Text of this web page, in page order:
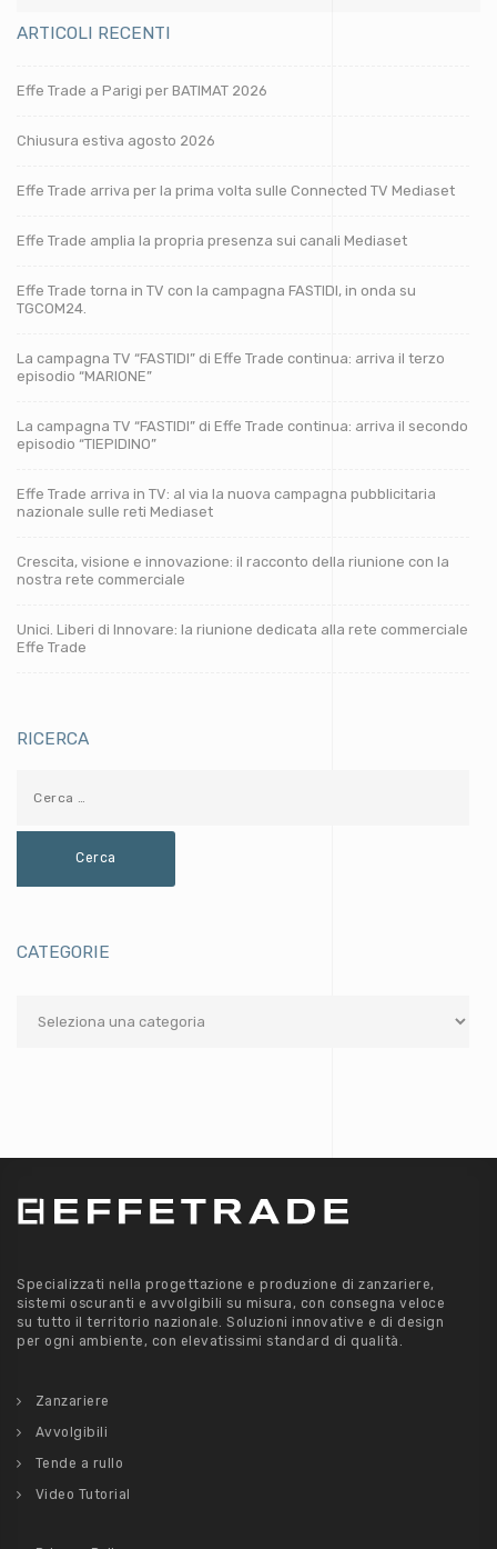
ARTICOLI RECENTI
Effe Trade a Parigi per BATIMAT 2026
Chiusura estiva agosto 2026
Effe Trade arriva per la prima volta sulle Connected TV Mediaset
Effe Trade amplia la propria presenza sui canali Mediaset
Effe Trade torna in TV con la campagna FASTIDI, in onda su
TGCOM24.
La campagna TV “FASTIDI” di Effe Trade continua: arriva il terzo
episodio “MARIONE”
La campagna TV “FASTIDI” di Effe Trade continua: arriva il secondo
episodio “TIEPIDINO”
Effe Trade arriva in TV: al via la nuova campagna pubblicitaria
nazionale sulle reti Mediaset
Crescita, visione e innovazione: il racconto della riunione con la
nostra rete commerciale
Unici. Liberi di Innovare: la riunione dedicata alla rete commerciale
Effe Trade
RICERCA
CATEGORIE
Specializzati nella progettazione e produzione di zanzariere,
sistemi oscuranti e avvolgibili su misura, con consegna veloce
su tutto il territorio nazionale. Soluzioni innovative e di design
per ogni ambiente, con elevatissimi standard di qualità.
Zanzariere
Avvolgibili
Tende a rullo
Video Tutorial